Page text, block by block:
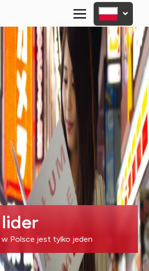
Primary
Menu
w Polsce jest tylko jeden